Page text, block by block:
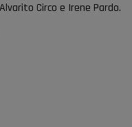
Circo e Irene Pardo.